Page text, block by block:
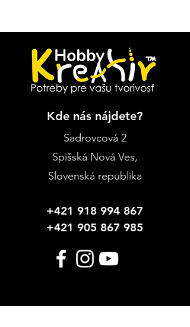
Kde nás nájdete?
Sadrovcová 2
Spišská Nová Ves,
Slovenská republika
+421 918 994 867
+421 905 867 985